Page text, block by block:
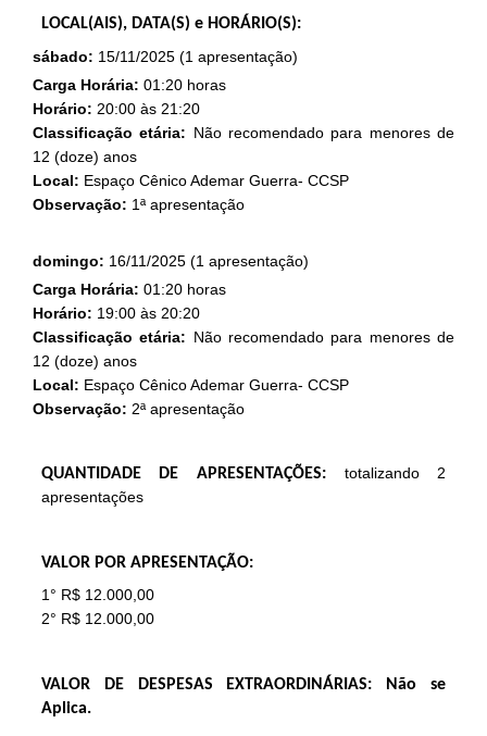
LOCAL(AIS), DATA(S) e HORÁRIO(S):
sábado: 15/11/2025 (1 apresentação)
Carga Horária: 01:20 horas
Horário: 20:00 às 21:20
Classificação etária: Não recomendado para menores de
12 (doze) anos
Local: Espaço Cênico Ademar Guerra- CCSP
Observação: 1ª apresentação
domingo: 16/11/2025 (1 apresentação)
Carga Horária: 01:20 horas
Horário: 19:00 às 20:20
Classificação etária: Não recomendado para menores de
12 (doze) anos
Local: Espaço Cênico Ademar Guerra- CCSP
Observação: 2ª apresentação
QUANTIDADE DE APRESENTAÇÕES: totalizando 2
apresentações
VALOR POR APRESENTAÇÃO:
1° R$ 12.000,00
2° R$ 12.000,00
VALOR DE DESPESAS EXTRAORDINÁRIAS: Não se
Aplica.